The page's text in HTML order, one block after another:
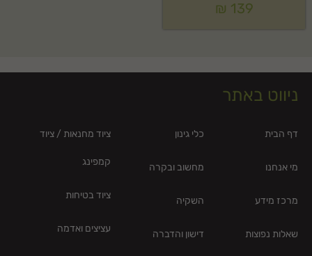
₪ 139
ניווט באתר
דף הבית
מי אנחנו
מרכז מידע
שאלות נפוצות
כלי גינון
מחשוב ובקרה
השקיה
דישון והדברה
ציוד מחנאות / ציוד
קמפינג
ציוד בטיחות
עציצים ואדמה